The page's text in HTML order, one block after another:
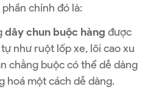
chính đó là:
dây chun buộc hàng được
như ruột lốp xe, lõi cao xu
chằng buộc có thể dễ dàng
hoá một cách dễ dàng.